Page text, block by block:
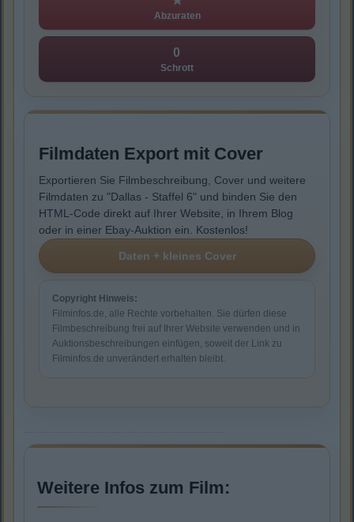
Abzuraten
0
Schrott
Filmdaten Export mit Cover
Exportieren Sie Filmbeschreibung, Cover und weitere
Filmdaten zu "Dallas - Staffel 6" und binden Sie den
HTML-Code direkt auf Ihrer Website, in Ihrem Blog
oder in einer Ebay-Auktion ein. Kostenlos!
Copyright Hinweis:
Filminfos.de, alle Rechte vorbehalten. Sie dürfen diese
Filmbeschreibung frei auf Ihrer Website verwenden und in
Auktionsbeschreibungen einfügen, soweit der Link zu
Filminfos.de unverändert erhalten bleibt.
Weitere Infos zum Film: